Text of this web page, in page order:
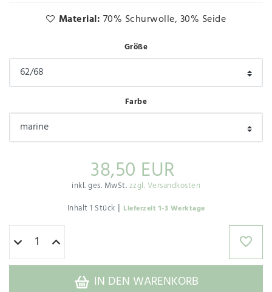
Material: 70% Schurwolle, 30% Seide
Größe
Farbe
38,50 EUR
inkl. ges. MwSt.zzgl. Versandkosten
Inhalt1 Stück | Lieferzeit 1-3 Werktage
IN DEN WARENKORB